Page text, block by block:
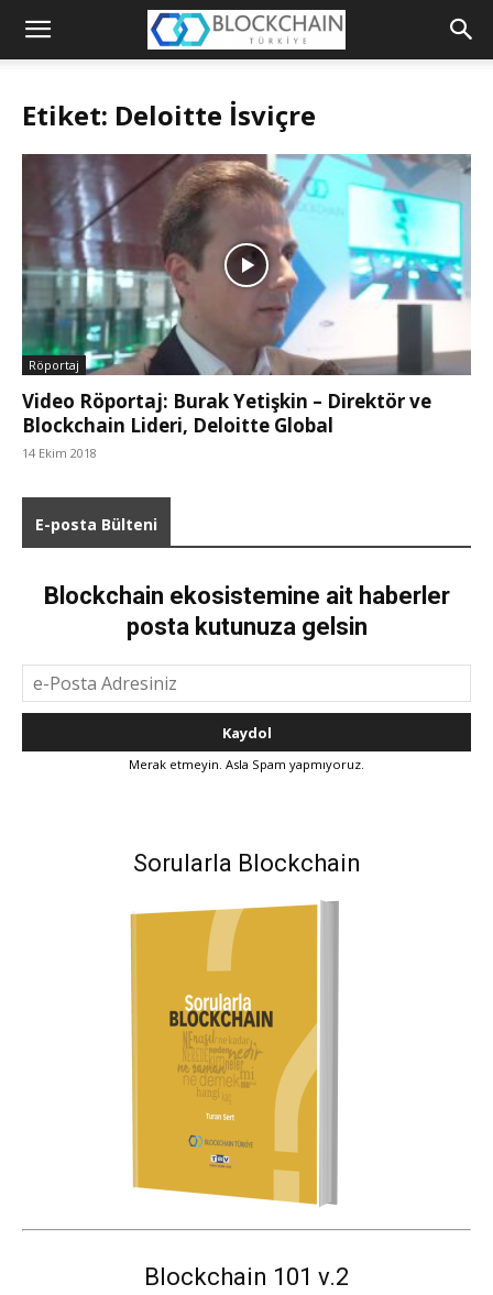
Blockchain
Etiket: Deloitte İsviçre
Röportaj
Video Röportaj: Burak Yetişkin – Direktör ve
Blockchain Lideri, Deloitte Global
14 Ekim 2018
E-posta Bülteni
Blockchain ekosistemine ait haberler
posta kutunuza gelsin
Merak etmeyin. Asla Spam yapmıyoruz.
Sorularla Blockchain
Blockchain 101 v.2